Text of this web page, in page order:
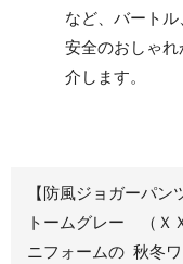
レディース作業
ブルゾン
ジャンパー
秋冬長
など、バート
安全のおしゃ
介します。
【防風ジョガーパ
トームグレー （Ｘ
ニフォームの 秋冬